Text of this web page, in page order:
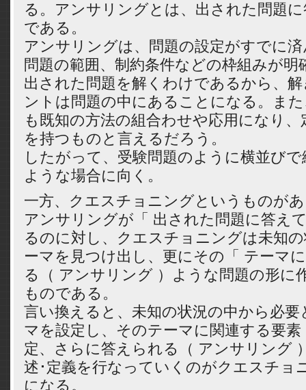
る。アンサリングとは、出された問題
である。
アンサリングは、問題の設定がすでに
問題の範囲、制約条件などの枠組みが
出された問題を解くわけであるから、
ントは問題の中にあることになる。ま
も既知の方法の組合わせや応用になり、
を持つものと言えるだろう。
したがって、受験問題のように横並び
ような場合に向く。
一方、クエスチョニングというものが
アンサリングが「 出された問題に答え
るのに対し、クエスチョニングは未知
ーマを見つけ出し、更にその「 テーマ
る（ アンサリング ）ような問題の形に
ものである。
言い換えると、未知の状況の中から必
マを設定し、そのテーマに関連する要
定、さらに答えられる（ アンサリング
述･定義を行なっていくのがクエスチョ
になる。